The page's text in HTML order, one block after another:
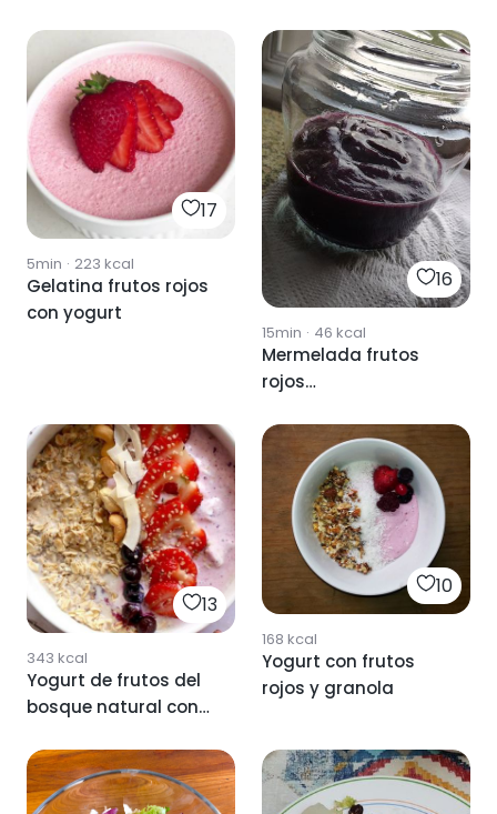
17
5min · 223 kcal
Gelatina frutos rojos
con yogurt
16
15min · 46 kcal
Mermelada frutos
rojos
13
343 kcal
Yogurt de frutos del
bosque natural con
10
168 kcal
Yogurt con frutos
rojos y granola